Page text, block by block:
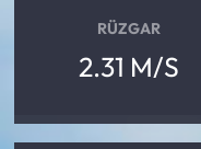
RÜZGAR
2.31 M/S